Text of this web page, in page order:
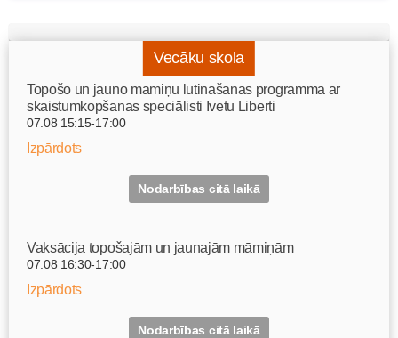
Vecāku skola
Topošo un jauno māmiņu lutināšanas programma ar
skaistumkopšanas speciālisti Ivetu Liberti
07.08 15:15-17:00
Izpārdots
Nodarbības citā laikā
Vaksācija topošajām un jaunajām māmiņām
07.08 16:30-17:00
Izpārdots
Nodarbības citā laikā